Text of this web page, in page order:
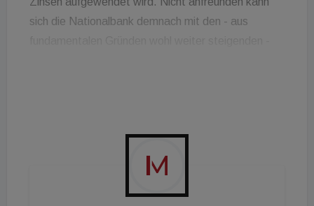
sich die Nationalbank demnach mit den - aus
Situation, dass die Inflationsrate deutlich über den
Zinsen liegt und nach Expertenansicht dies auch
noch einige Jahre so bleiben dürfte. Dadurch sollte
sich der Anteil des Haushaltseinkommens selbst bei